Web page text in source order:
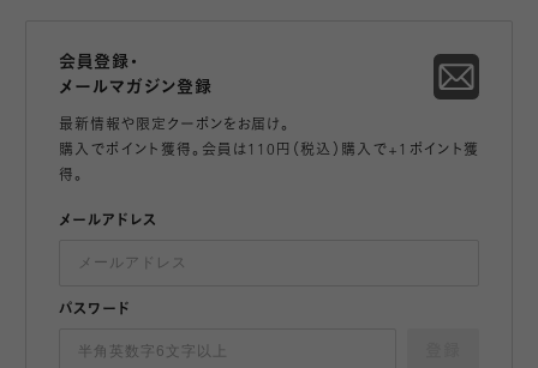
会員登録・
メールマガジン登録
最新情報や限定クーポンをお届け。
購入でポイント獲得。会員は110円（税込）購入で+1ポイント獲
得。
メールアドレス
パスワード